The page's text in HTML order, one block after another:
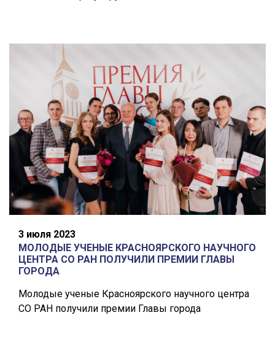
3 июля 2023
МОЛОДЫЕ УЧЕНЫЕ КРАСНОЯРСКОГО НАУЧНОГО
ЦЕНТРА СО РАН ПОЛУЧИЛИ ПРЕМИИ ГЛАВЫ
ГОРОДА
Молодые ученые Красноярского научного центра
СО РАН получили премии Главы города